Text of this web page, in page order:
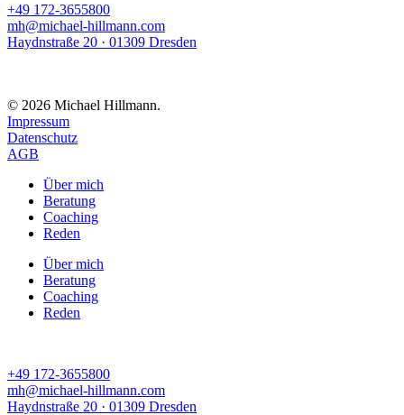
+49 172-3655800
mh@michael-hillmann.com
Haydnstraße 20 · 01309 Dresden
© 2026 Michael Hillmann.
Impressum
Datenschutz
AGB
Über mich
Beratung
Coaching
Reden
Über mich
Beratung
Coaching
Reden
+49 172-3655800
mh@michael-hillmann.com
Haydnstraße 20 · 01309 Dresden